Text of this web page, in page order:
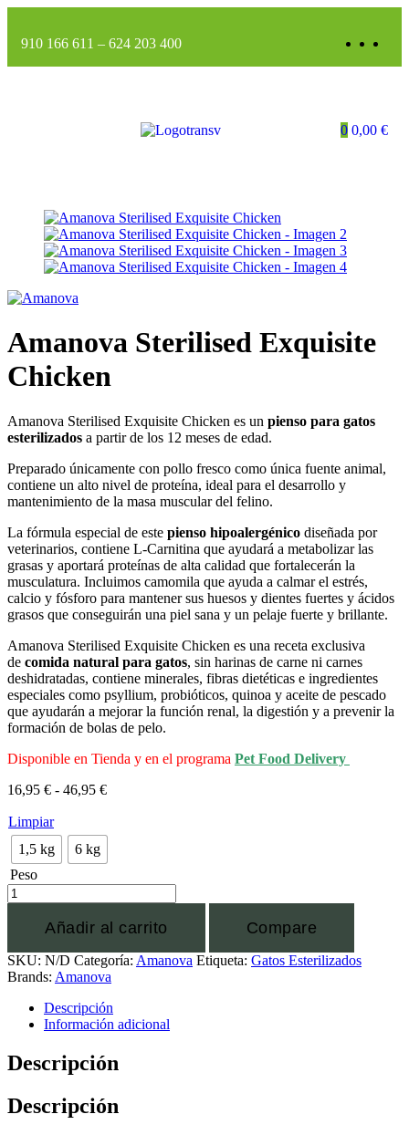
910 166 611 – 624 203 400
0 0,00 €
Amanova Sterilised Exquisite
Chicken
Amanova Sterilised Exquisite Chicken es un pienso para gatos
esterilizados a partir de los 12 meses de edad.
Preparado únicamente con pollo fresco como única fuente animal,
contiene un alto nivel de proteína, ideal para el desarrollo y
mantenimiento de la masa muscular del felino.
La fórmula especial de este pienso hipoalergénico diseñada por
veterinarios, contiene L-Carnitina que ayudará a metabolizar las
grasas y aportará proteínas de alta calidad que fortalecerán la
musculatura. Incluimos camomila que ayuda a calmar el estrés,
calcio y fósforo para mantener sus huesos y dientes fuertes y ácidos
grasos que conseguirán una piel sana y un pelaje fuerte y brillante.
Amanova Sterilised Exquisite Chicken es una receta exclusiva
de comida natural para gatos, sin harinas de carne ni carnes
deshidratadas, contiene minerales, fibras dietéticas e ingredientes
especiales como psyllium, probióticos, quinoa y aceite de pescado
que ayudarán a mejorar la función renal, la digestión y a prevenir la
formación de bolas de pelo.
Disponible en Tienda y en el programa Pet Food Delivery
16,95 € - 46,95 €
Limpiar
1,5 kg
6 kg
Peso
Añadir al carrito Compare
SKU: N/D Categoría: Amanova Etiqueta: Gatos Esterilizados
Brands: Amanova
Descripción
Información adicional
Descripción
Descripción